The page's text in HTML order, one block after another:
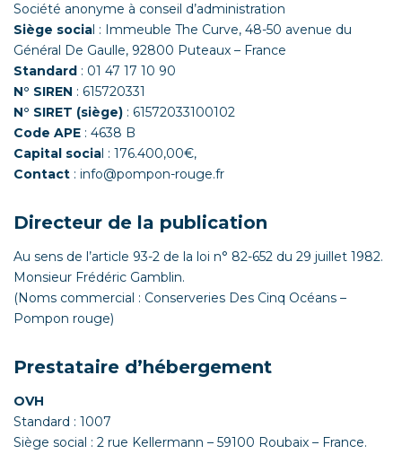
Société anonyme à conseil d’administration
Siège social : Immeuble The Curve, 48-50 avenue du
Général De Gaulle, 92800 Puteaux – France
Standard : 01 47 17 10 90
N° SIREN : 615720331
N° SIRET (siège) : 61572033100102
Code APE : 4638 B
Capital social : 176.400,00€,
Contact : info@pompon-rouge.fr
Directeur de la publication
Au sens de l’article 93-2 de la loi n° 82-652 du 29 juillet 1982.
Monsieur Frédéric Gamblin.
(Noms commercial : Conserveries Des Cinq Océans –
Pompon rouge)
Prestataire d’hébergement
OVH
Standard : 1007
Siège social : 2 rue Kellermann – 59100 Roubaix – France.